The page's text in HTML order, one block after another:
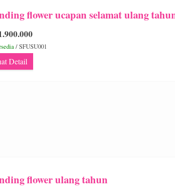
flower ucapan selamat ulang
/ SFUSU001
Detail
flower ulang tahun